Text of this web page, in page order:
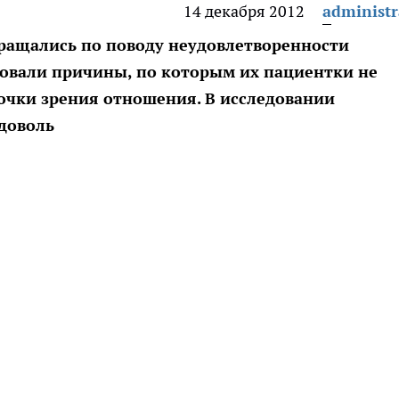
14 декабря 2012
по поводу неудовлетворенности
причины, по которым их пациентки не
зрения отношения. В исследовании